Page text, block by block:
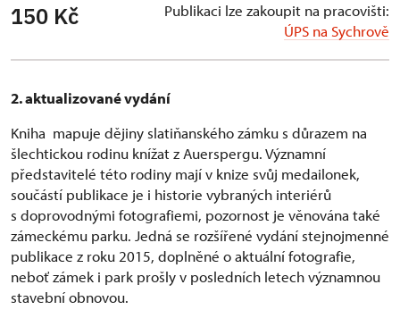
150 Kč
Publikaci lze zakoupit na pracovišti:
ÚPS na Sychrově
2. aktualizované vydání
Kniha mapuje dějiny slatiňanského zámku s důrazem na
šlechtickou rodinu knížat z Auerspergu. Významní
představitelé této rodiny mají v knize svůj medailonek,
součástí publikace je i historie vybraných interiérů
s doprovodnými fotografiemi, pozornost je věnována také
zámeckému parku. Jedná se rozšířené vydání stejnojmenné
publikace z roku 2015, doplněné o aktuální fotografie,
neboť zámek i park prošly v posledních letech významnou
stavební obnovou.